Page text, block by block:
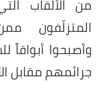
من الألقاب
المتزلّفون
وأصبحوا أبواقاً
جرائمهم مقابل